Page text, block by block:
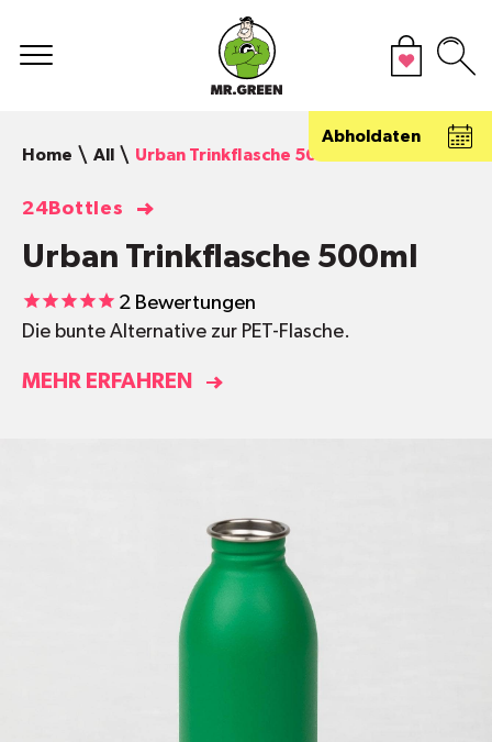
Abholdaten
Home
All Urban Trinkflasche 500ml
24Bottles
Urban Trinkflasche 500ml
2 Bewertungen
Die bunte Alternative zur PET-Flasche.
MEHR ERFAHREN